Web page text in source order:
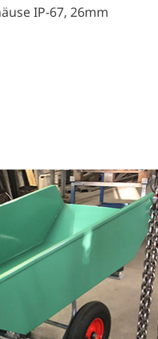
IP-67, 26mm